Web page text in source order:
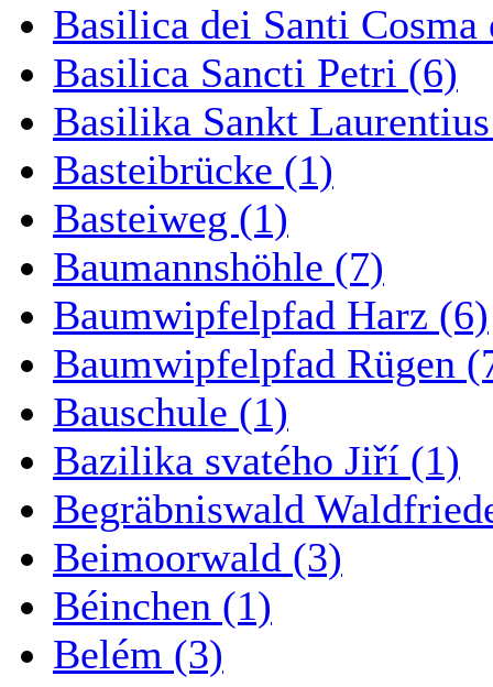
Basilica dei Santi
Basilica Sancti Petri (6)
Basilika Sankt
Basteibrücke (1)
Basteiweg (1)
Baumannshöhle (7)
Baumwipfelpfad Harz (6)
Baumwipfelpfad Rügen
Bauschule (1)
Bazilika svatého Jiří (1)
Begräbniswald
Beimoorwald (3)
Béinchen (1)
Belém (3)